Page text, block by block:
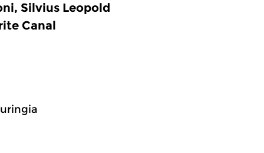
Silvius Leopold
Canal